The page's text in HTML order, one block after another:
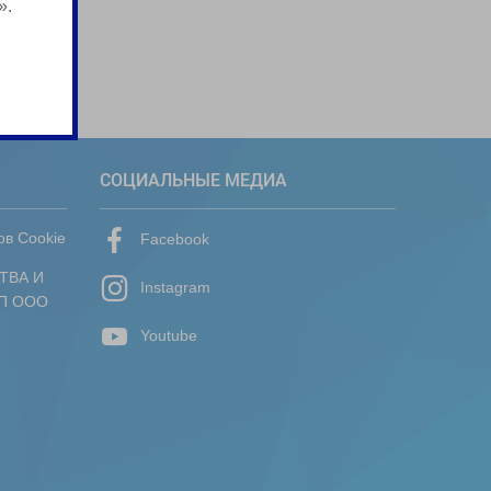
Cookie
И
ООО
СОЦИАЛЬНЫЕ МЕДИА
Facebook
Instagram
Youtube